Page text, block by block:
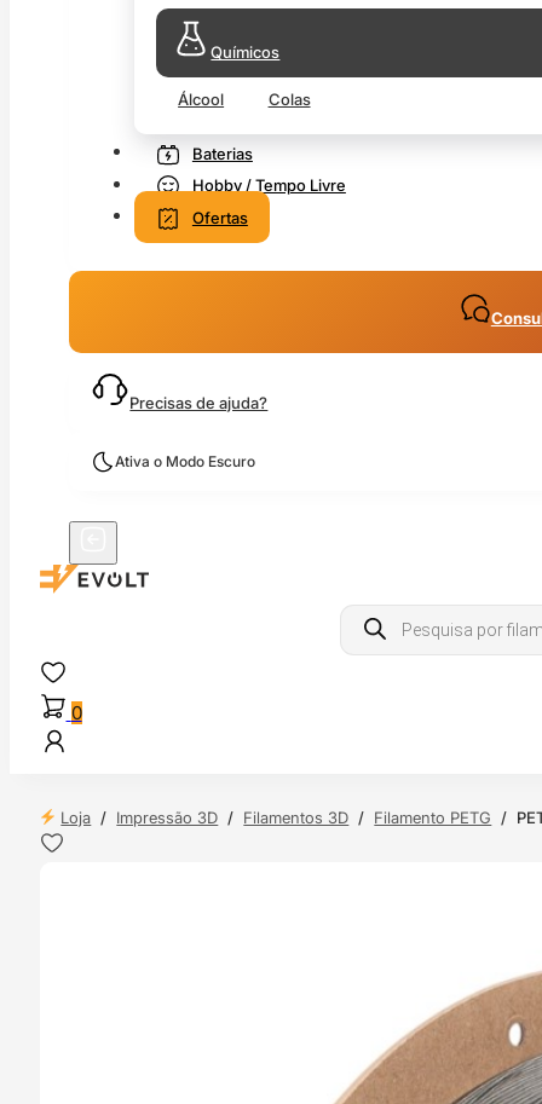
Químicos
Álcool Colas
Baterias
Hobby / Tempo Livre
Ofertas
Precisas de ajuda?
Ativa o Modo Escuro
Products
search
0
Loja / Impressão 3D / Filamentos 3D / Filamento PETG /